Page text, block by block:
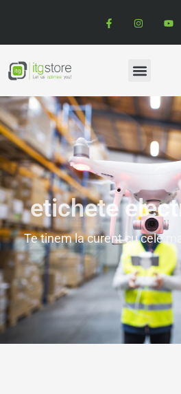
etichete
Te tinem la curent cu cele